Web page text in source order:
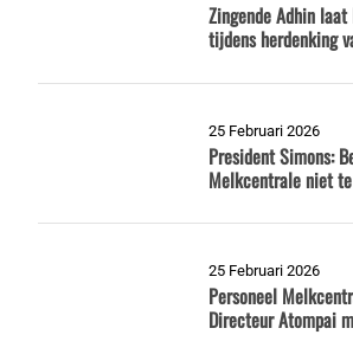
Zingende Adhin
tijdens herdenking
25 Februari 2026
President Simons:
Melkcentrale niet
25 Februari 2026
Personeel
Directeur Atompai